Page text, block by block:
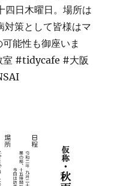
四日木曜日。場所は
策として皆様はマ
能性も御座いま
室 #tidycafe #大阪